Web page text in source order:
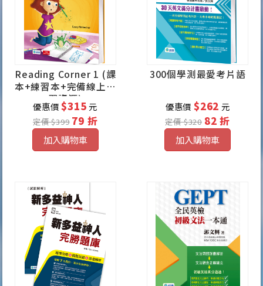
Reading Corner 1 (課
本+練習本+完備線上學
習資源)
優惠價$315元
定價 $399 79 折
加入購物車
300個學測最愛考片語
優惠價 $262 元
定價 $320 82 折
加入購物車